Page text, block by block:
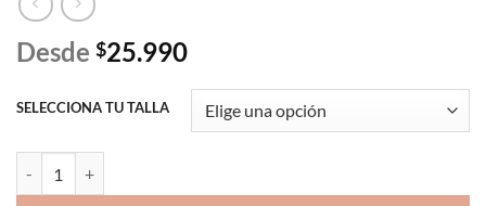
Desde $25.990
SELECCIONA TU TALLA